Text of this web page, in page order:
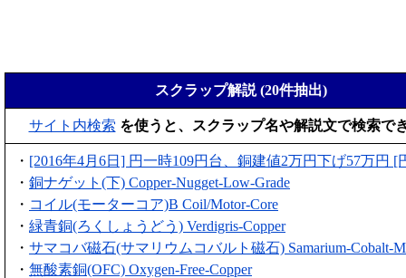
スクラップ解説 (20件抽出)
サイト内検索 を使うと、スクラップ名や解説文で検索で
・ [2016年4月6日] 円一時109円台、銅建値2万円下げ57万円 [
・ 銅ナゲット(下) Copper-Nugget-Low-Grade
・ コイル(モーターコア)B Coil/Motor-Core
・ 緑青銅(ろくしょうどう) Verdigris-Copper
・ サマコバ磁石(サマリウムコバルト磁石) Samarium-Cobalt-
・ 無酸素銅(OFC) Oxygen-Free-Copper